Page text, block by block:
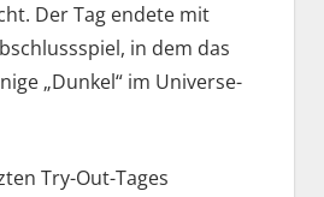
Der Tag endete mit
in dem das
„Dunkel“ im Universe-
Try-Out-Tages